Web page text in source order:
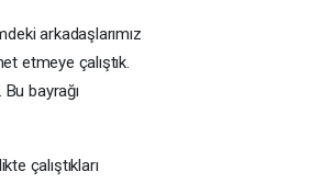
arkadaşlarımız
etmeye çalıştık.
bayrağı
çalıştıkları